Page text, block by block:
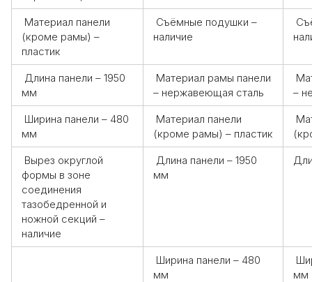
Материал панели
(кроме рамы) –
пластик
Съёмные подушки –
наличие
Длина панели – 1950
мм
Материал рамы панели
– нержавеющая сталь
–
Ширина панели – 480
мм
Материал панели
(кроме рамы) – пластик
Вырез округлой
формы в зоне
соединения
тазобедренной и
ножной секций –
наличие
Длина панели – 1950
мм
Ширина панели – 480
мм
мм